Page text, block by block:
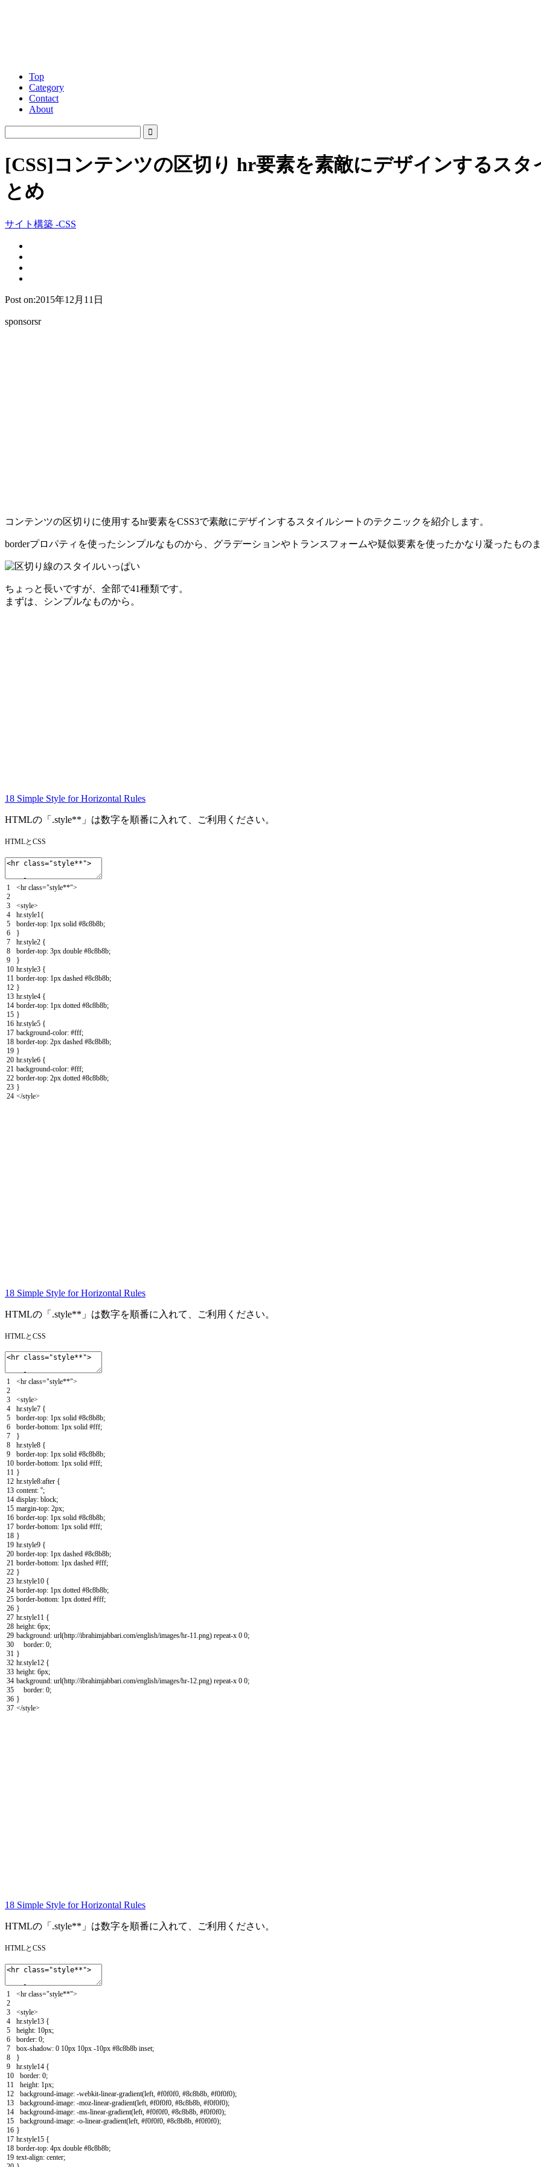
Top
Category
Contact
About
[CSS]コンテンツの区切り hr要素を素敵にデザインするス
とめ
サイト構築 -CSS
Post on:2015年12月11日
sponsorsr
コンテンツの区切りに使用するhr要素をCSS3で素敵にデザインするスタイルシートのテクニックを紹介します。
borderプロパティを使ったシンプルなものから、グラデーションやトランスフォームや疑似要素を使ったかなり凝ったもの
ちょっと長いですが、全部で41種類です。
まずは、シンプルなものから。
18 Simple Style for Horizontal Rules
HTMLの「.style**」は数字を順番に入れて、ご利用ください。
HTMLとCSS
1
2
3
4
5
6
7
8
9
10
11
12
13
14
15
16
17
18
19
20
21
22
23
24
<hr class="style**">
<style>
hr.style1 {
border-top: 1px solid #8c8b8b;
}
hr.style2 {
border-top: 3px double #8c8b8b;
}
hr.style3 {
border-top: 1px dashed #8c8b8b;
}
hr.style4 {
border-top: 1px dotted #8c8b8b;
}
hr.style5 {
background-color: #fff;
border-top: 2px dashed #8c8b8b;
}
hr.style6 {
background-color: #fff;
border-top: 2px dotted #8c8b8b;
}
</style>
18 Simple Style for Horizontal Rules
HTMLの「.style**」は数字を順番に入れて、ご利用ください。
HTMLとCSS
1
2
3
4
5
6
7
8
9
10
11
12
13
14
15
16
17
18
19
20
21
22
23
24
25
26
27
28
29
30
31
32
33
34
35
36
37
<hr class="style**">
<style>
hr.style7 {
border-top: 1px solid #8c8b8b;
border-bottom: 1px solid #fff;
}
hr.style8 {
border-top: 1px solid #8c8b8b;
border-bottom: 1px solid #fff;
}
hr.style8:after {
content: '';
display: block;
margin-top: 2px;
border-top: 1px solid #8c8b8b;
border-bottom: 1px solid #fff;
}
hr.style9 {
border-top: 1px dashed #8c8b8b;
border-bottom: 1px dashed #fff;
}
hr.style10 {
border-top: 1px dotted #8c8b8b;
border-bottom: 1px dotted #fff;
}
hr.style11 {
height: 6px;
background: url(http://ibrahimjabbari.com/english/images/hr-11.png) repeat-x 0 0;
border: 0;
}
hr.style12 {
height: 6px;
background: url(http://ibrahimjabbari.com/english/images/hr-12.png) repeat-x 0 0;
border: 0;
}
</style>
18 Simple Style for Horizontal Rules
HTMLの「.style**」は数字を順番に入れて、ご利用ください。
HTMLとCSS
1
2
3
4
5
6
7
8
9
10
11
12
13
14
15
16
17
18
19
<hr class="style**">
<style>
hr.style13 {
height: 10px;
border: 0;
box-shadow: 0 10px 10px -10px #8c8b8b inset;
}
hr.style14 {
border: 0;
height: 1px;
background-image: -webkit-linear-gradient(left, #f0f0f0, #8c8b8b, #f0f0f0);
background-image: -moz-linear-gradient(left, #f0f0f0, #8c8b8b, #f0f0f0);
background-image: -ms-linear-gradient(left, #f0f0f0, #8c8b8b, #f0f0f0);
background-image: -o-linear-gradient(left, #f0f0f0, #8c8b8b, #f0f0f0);
}
hr.style15 {
border-top: 4px double #8c8b8b;
text-align: center;